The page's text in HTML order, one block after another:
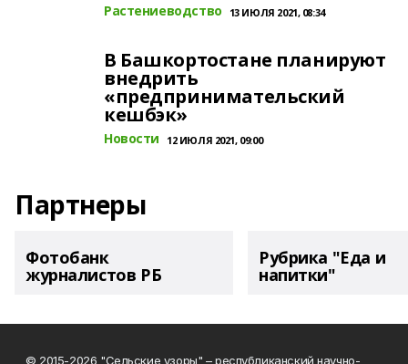
Растениеводство 13 ИЮЛЯ 2021, 08:34
В Башкортостане планируют
внедрить
«предпринимательский
кешбэк»
Новости 12 ИЮЛЯ 2021, 09:00
Партнеры
Фотобанк
журналистов РБ
Рубрика "Еда и
напитки"
© 2015-2026 "Сельские узоры" – республиканский научно-